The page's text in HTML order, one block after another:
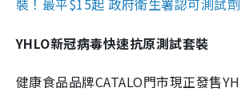
裝！最平$15起 政府衛生署認可測試
YHLO新冠病毒快速抗原測試套裝
健康食品品牌CATALO門市現正發售